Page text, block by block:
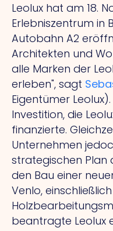
Leolux hat am 18.
Erlebniszentrum in
Autobahn A2
Architekten und
alle Marken der
erleben", sagt
Eigentümer Leolux).
Investition, die
finanzierte.
Unternehmen
strategischen Plan
den Bau einer
Venlo,
beantragte Leolux